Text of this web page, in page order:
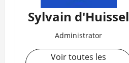
Sylvain d'Huissel
Administrator
Voir toutes les